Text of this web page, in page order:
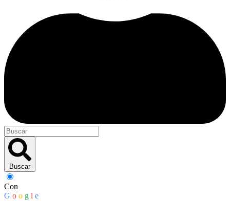
Buscar
Con
G o o g l e